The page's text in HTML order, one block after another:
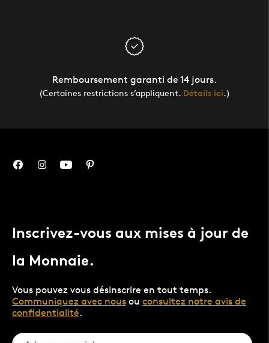
Remboursement garanti de 14 jours.
(Certaines restrictions s’appliquent. Détails ici.)
Inscrivez-vous aux mises à jour de
la Monnaie.
Vous pouvez vous désinscrire en tout temps.
Communiquez avec nous ou consultez notre avis de
confidentialité.